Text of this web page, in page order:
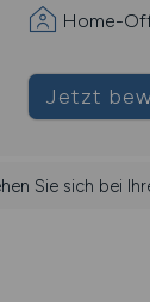
Home-
Jetzt
Sie sich bei